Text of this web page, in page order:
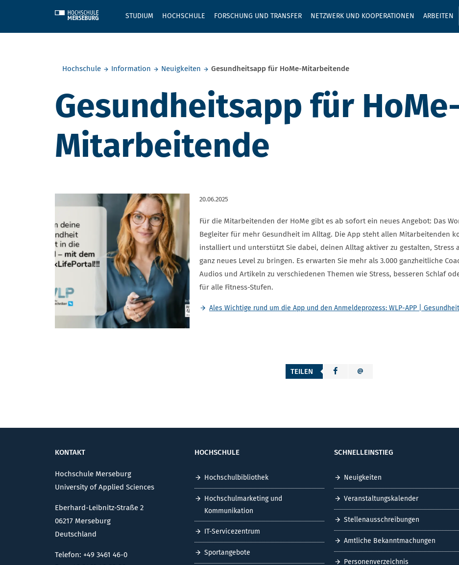
STUDIUM HOCHSCHULE FORSCHUNG UND TRANSFER NETZWERK UND KOOPERATIONEN ARBEITEN
GEBEN SIE HIER
Hochschule
Information Neuigkeiten Gesundheitsapp für HoMe-Mitarbeitende
Gesundheitsapp für
Mitarbeitende
20.06.2025
Für die Mitarbeitenden der HoMe gibt es ab sofort ein neues Angebot: Das
Begleiter für mehr Gesundheit im Alltag. Die App steht allen Mitarbeitenden
installiert und unterstützt Sie dabei, deinen Alltag aktiver zu gestalten, Stress
ganz neues Level zu bringen. Es erwarten Sie mehr als 3.000 ganzheitliche
Audios und Artikeln zu verschiedenen Themen wie Stress, besseren Schlaf
für alle Fitness-Stufen.
Ales Wichtige rund um die App und den Anmeldeprozess: WLP-APP |
TEILEN
KONTAKT
Hochschule Merseburg
University of Applied Sciences
Eberhard-Leibnitz-Straße 2
06217 Merseburg
Deutschland
Telefon: +49 3461 46-0
HOCHSCHULE
Hochschulbibliothek
Hochschulmarketing und
Kommunikation
IT-Servicezentrum
Sportangebote
SCHNELLEINSTIEG
Neuigkeiten
Veranstaltungskalender
Stellenausschreibungen
Amtliche Bekanntmachungen
Personenverzeichnis